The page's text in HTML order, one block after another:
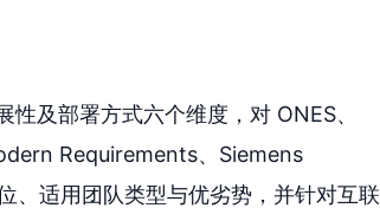
及部署方式六个维度，对 ONES、
Requirements、Siemens
、适用团队类型与优劣势，并针对互联